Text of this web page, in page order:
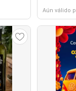
Aún válido